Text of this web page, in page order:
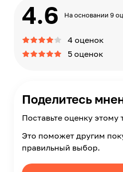
4.6 На основании 9
4 оценок
5 оценок
Поделитесь
Поставьте оценку этому
Это поможет другим
правильный выбор.